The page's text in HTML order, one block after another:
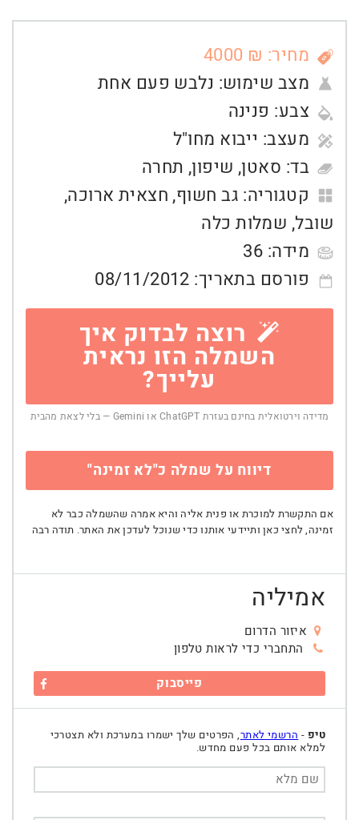
מחיר: ₪ 4000
מצב שימוש: נלבש פעם אחת
צבע: פנינה
מעצב: ייבוא מחו"ל
בד: סאטן, שיפון, תחרה
קטגוריה: גב חשוף, חצאית ארוכה,
שובל, שמלות כלה
מידה: 36
פורסם בתאריך: 08/11/2012
רוצה לבדוק איך
השמלה הזו נראית
עלייך?
מדידה וירטואלית בחינם בעזרת ChatGPT או Gemini — בלי לצאת מהבית
דיווח על שמלה כ"לא זמינה"
אם התקשרת למוכרת או פנית אליה והיא אמרה שהשמלה כבר לא
זמינה, לחצי כאן ותיידעי אותנו כדי שנוכל לעדכן את האתר. תודה רבה
אמיליה
איזור הדרום
התחברי כדי לראות טלפון
פייסבוק
טיפ - הרשמי לאתר, הפרטים שלך ישמרו במערכת ולא תצטרכי
למלא אותם בכל פעם מחדש.